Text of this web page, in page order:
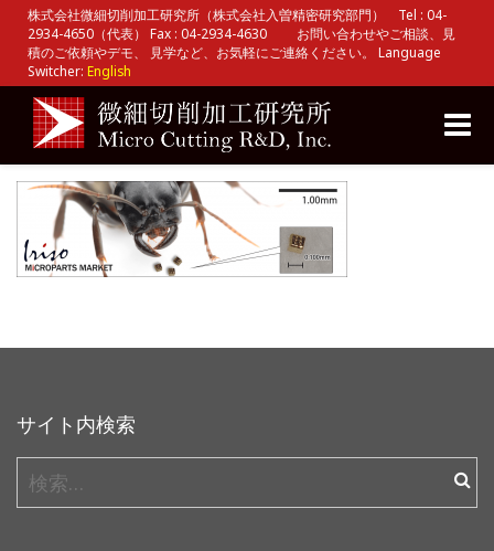
株式会社微細切削加工研究所（株式会社入曽精密研究部門） Tel : 04-
2934-4650（代表） Fax : 04-2934-4630 お問い合わせやご相談、見
積のご依頼やデモ、 見学など、お気軽にご連絡ください。 Language
Switcher: English
Toggle
サイト内検索
検
索: